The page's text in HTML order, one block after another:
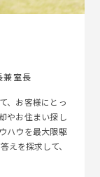
室長
、お客様にとっ
やお住まい探し
ハウを最大限駆
えを探求して、